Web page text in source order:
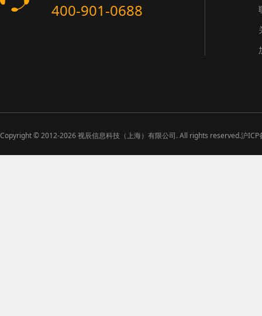
400-901-0688
Copyright ©2012-2026视辰信息科技（上海）有限公司. All rights reserved.沪ICP